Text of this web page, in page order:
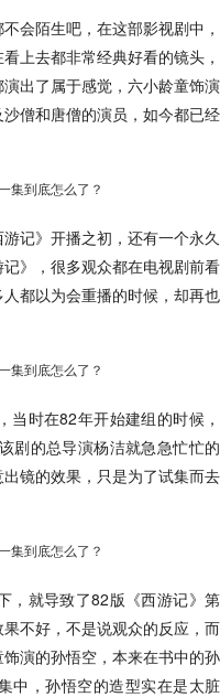
会陌生吧，在这部影视剧中，
上去都非常经典好看的镜头，
出了属于感觉，六小龄童饰演
僧和唐僧的演员，如今都已经
记》开播之初，还有一个永久
》，很多观众都在电视剧前看
都以为会重播的时候，却再也
当时在82年开始建组的时候，
剧的总导演杨洁就急急忙忙的
镜的效果，只是为了试集而去
，就导致了82版《西游记》第
不好，不是说观众的反应，而
演的孙悟空，本来在书中的孙
中，孙悟空的造型实在是太脏